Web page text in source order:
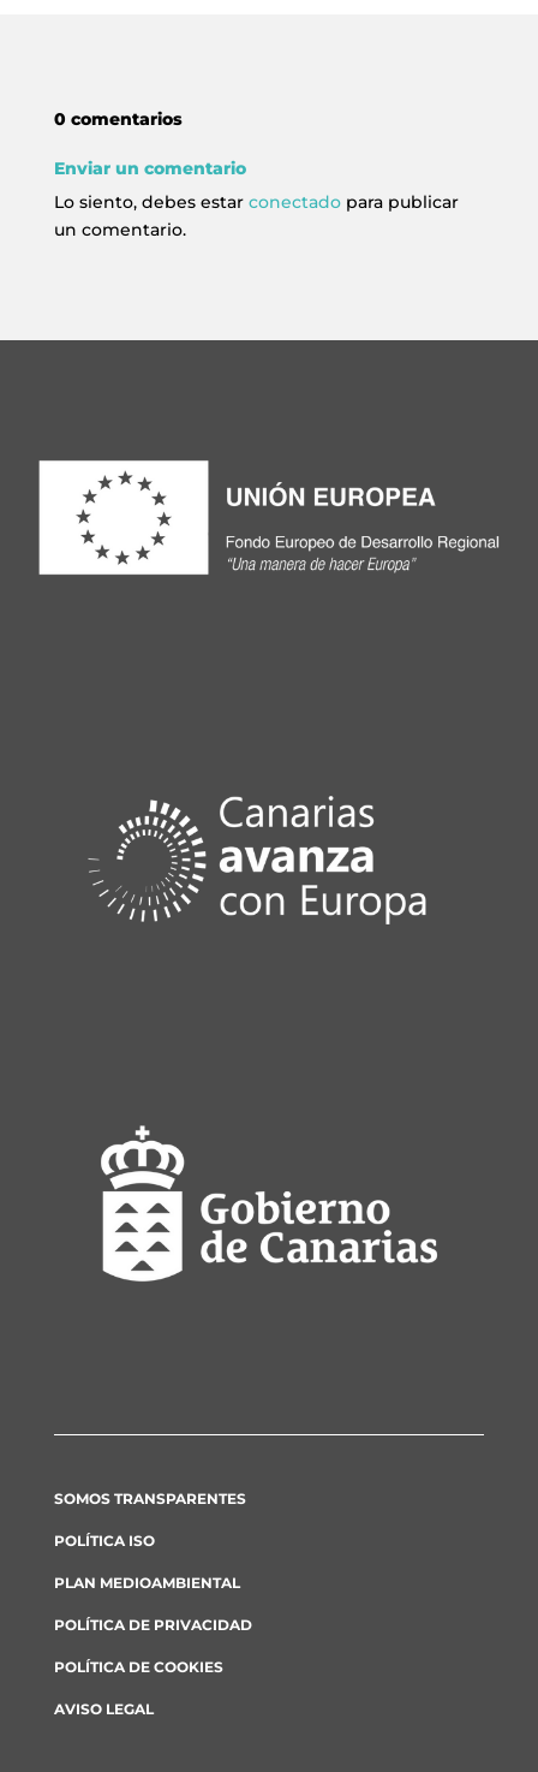
0 comentarios
Enviar un comentario
Lo siento, debes estar conectadopara publicar
un comentario.
SOMOS TRANSPARENTES
POLÍTICA ISO
PLAN MEDIOAMBIENTAL
POLÍTICA DE PRIVACIDAD
POLÍTICA DE COOKIES
AVISO LEGAL